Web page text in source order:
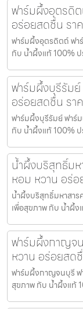
ฟาร์มผึ้งอุตรดิ
อร่อยสดชื่น รา
ฟาร์มผึ้งอุตรดิตถ์ ฟา
กับ น้ำผึ้งแท้ 100% ป
ฟาร์มผึ้งบุรีรัม
อร่อยสดชื่น รา
ฟาร์มผึ้งบุรีรัมย์ ฟาร์
กับ น้ำผึ้งแท้ 100% ป
น้ำผึ้งบริสุทธิ์ม
หอม หวาน อร่
น้ำผึ้งบริสุทธิ์มหาสา
เพื่อสุขภาพ กับ น้ำผึ้ง
ฟาร์มผึ้งกาญจ
หวาน อร่อยสด
ฟาร์มผึ้งกาญจนบุรี ฟ
สุขภาพ กับ น้ำผึ้งแท้